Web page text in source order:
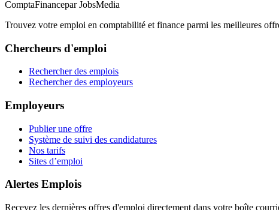
ComptaFinancepar JobsMedia
Trouvez votre emploi en comptabilité et finance parmi les meilleures
Chercheurs d'emploi
Rechercher des emplois
Rechercher des employeurs
Employeurs
Publier une offre
Système de suivi des candidatures
Nos tarifs
Sites d’emploi
Alertes Emplois
Recevez les dernières offres d'emploi directement dans votre boîte